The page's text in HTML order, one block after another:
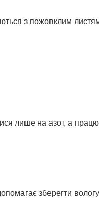
з пожовклим
лише на азот, а
зберегти